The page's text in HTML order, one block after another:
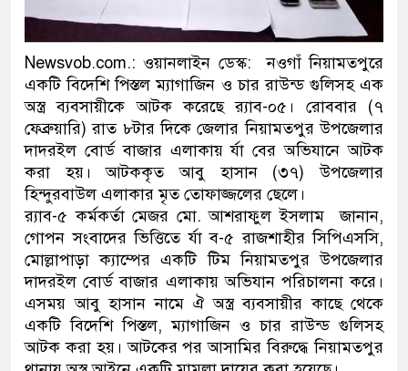
নেতৃত্ব ও গণতন্ত্রের মূর্তমান
যে ভাবে ডেভিড ইমনের
‘আজহার খান’
অবৈধ বিদেশি পিস্তল,
জড়িত কিশোর গ্যাংয়ের চার শিশু
ডাকাতির প্রস্তুতিকালে
থানা পুলিশ
Newsvob.com.: ওয়ানলাইন ডেস্ক: নওগাঁ নিয়ামতপুরে
একটি বিদেশি পিস্তল ম্যাগাজিন ও চার রাউন্ড গুলিসহ এক
অস্ত্র ব্যবসায়ীকে আটক করেছে র‌্যাব-০৫। রোববার (৭
ফেব্রুয়ারি) রাত ৮টার দিকে জেলার নিয়ামতপুর উপজেলার
দাদরইল বোর্ড বাজার এলাকায় র্যা বের অভিযানে আটক
করা হয়। আটককৃত আবু হাসান (৩৭) উপজেলার
হিন্দুরবাউল এলাকার মৃত তোফাজ্জলের ছেলে।
র‌্যাব-৫ কর্মকর্তা মেজর মো. আশরাফুল ইসলাম জানান,
গোপন সংবাদের ভিত্তিতে র্যা ব-৫ রাজশাহীর সিপিএসসি,
মোল্লাপাড়া ক্যাম্পের একটি টিম নিয়ামতপুর উপজেলার
দাদরইল বোর্ড বাজার এলাকায় অভিযান পরিচালনা করে।
এসময় আবু হাসান নামে ঐ অস্ত্র ব্যবসায়ীর কাছে থেকে
একটি বিদেশি পিস্তল, ম্যাগাজিন ও চার রাউন্ড গুলিসহ
আটক করা হয়। আটকের পর আসামির বিরুদ্ধে নিয়ামতপুর